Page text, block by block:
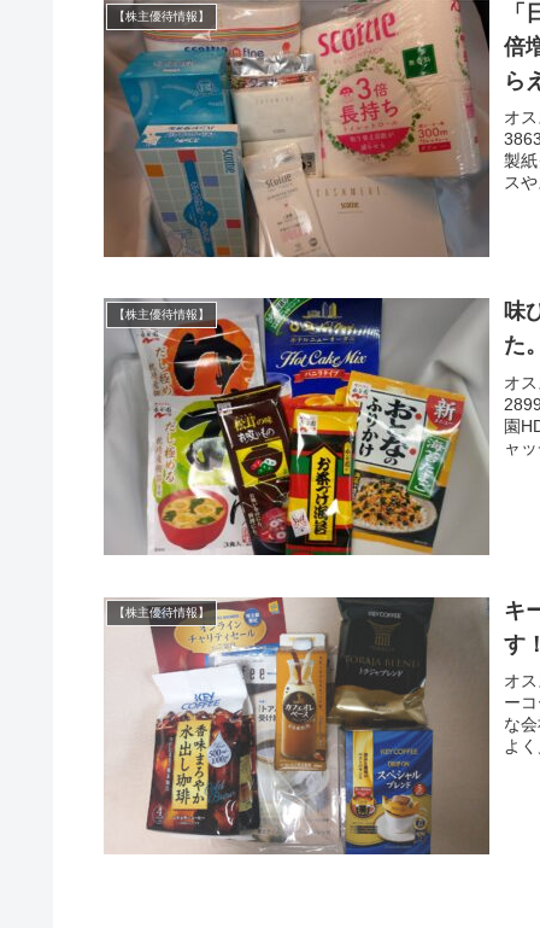
【株主優待情報】
倍
ら
オ
製
ス
【株主優待情報】
味
た
オ
園
ャ
【株主優待情報】
キ
す
オ
ー
な
よ